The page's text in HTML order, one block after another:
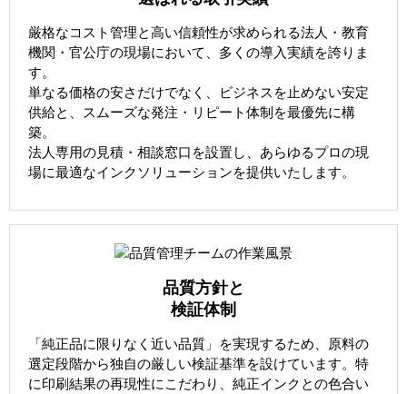
厳格なコスト管理と高い信頼性が求められる法人・教育
機関・官公庁の現場において、多くの導入実績を誇りま
す。
単なる価格の安さだけでなく、ビジネスを止めない安定
供給と、スムーズな発注・リピート体制を最優先に構
築。
法人専用の見積・相談窓口を設置し、あらゆるプロの現
場に最適なインクソリューションを提供いたします。
品質方針と
検証体制
「純正品に限りなく近い品質」を実現するため、原料の
選定段階から独自の厳しい検証基準を設けています。特
に印刷結果の再現性にこだわり、純正インクとの色合い